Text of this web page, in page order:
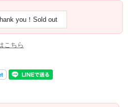
you！Sold out
こちら